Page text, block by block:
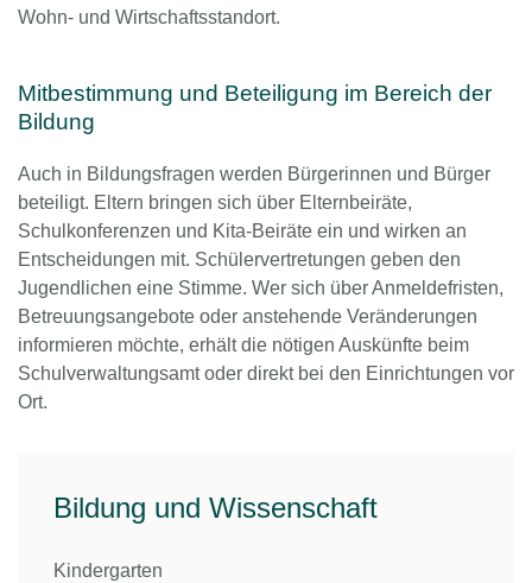
Wohn- und Wirtschaftsstandort.
Mitbestimmung und Beteiligung im Bereich der
Bildung
Auch in Bildungsfragen werden Bürgerinnen und Bürger
beteiligt. Eltern bringen sich über Elternbeiräte,
Schulkonferenzen und Kita-Beiräte ein und wirken an
Entscheidungen mit. Schülervertretungen geben den
Jugendlichen eine Stimme. Wer sich über Anmeldefristen,
Betreuungsangebote oder anstehende Veränderungen
informieren möchte, erhält die nötigen Auskünfte beim
Schulverwaltungsamt oder direkt bei den Einrichtungen vor
Ort.
Bildung und Wissenschaft
Kindergarten